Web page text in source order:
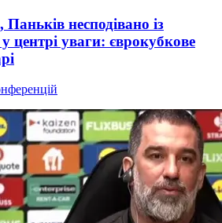
несподівано із
уваги: єврокубкове